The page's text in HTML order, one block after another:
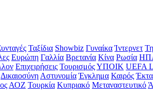
Ταξίδια Showbiz Γυναίκα Ίντερνετ
Ευρώπη Γαλλία Βρετανία Κίνα Ρωσία
Επιχειρήσεις ΤουρισμόςΥΠΟΙΚ UEFA
Δικαιοσύνη Αστυνομία Έγκλημα Καιρός
ΑΟΖ Τουρκία Κυπριακό Μεταναστευτικό